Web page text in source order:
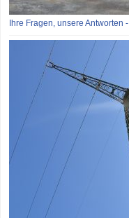
Ihre Fragen, unsere Antworten